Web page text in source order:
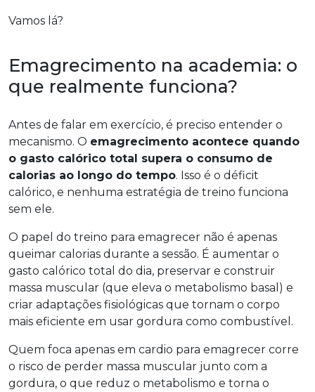
Vamos lá?
Emagrecimento na academia: o
que realmente funciona?
Antes de falar em exercício, é preciso entender o
mecanismo. O emagrecimento acontece quando
o gasto calórico total supera o consumo de
calorias ao longo do tempo. Isso é o déficit
calórico, e nenhuma estratégia de treino funciona
sem ele.
O papel do treino para emagrecer não é apenas
queimar calorias durante a sessão. É aumentar o
gasto calórico total do dia, preservar e construir
massa muscular (que eleva o metabolismo basal) e
criar adaptações fisiológicas que tornam o corpo
mais eficiente em usar gordura como combustível.
Quem foca apenas em cardio para emagrecer corre
o risco de perder massa muscular junto com a
gordura, o que reduz o metabolismo e torna o